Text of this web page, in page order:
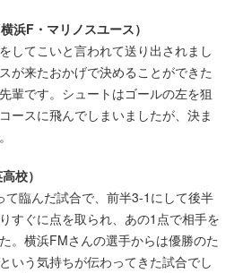
浜F・マリノスユース）
してこいと言われて送り出されまし
が来たおかげで決めることができた
輩です。シュートはゴールの左を狙
ースに飛んでしまいましたが、決ま
校）
て臨んだ試合で、前半3-1にして後半
すぐに点を取られ、あの1点で相手を
。横浜FMさんの選手からは優勝のた
いう気持ちが伝わってきた試合でし